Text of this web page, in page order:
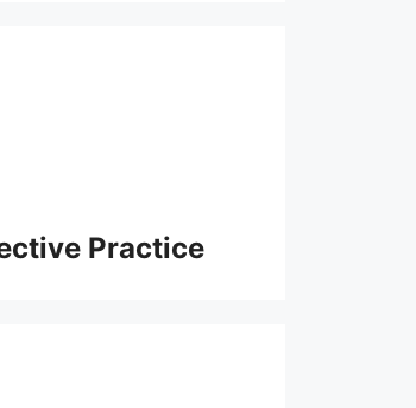
Practice